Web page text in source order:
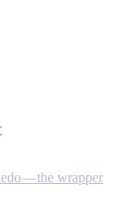
— the wrapper